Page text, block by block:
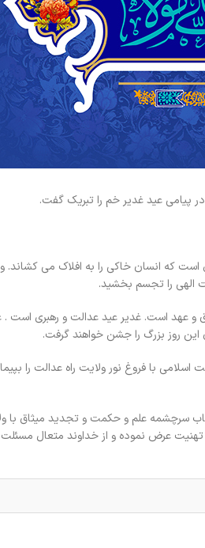
پیامی عید غدیر خم را تبریک گفت.
که انسان خاکی را به افلاک می‏ کشاند.
الهی را تجسم بخشید.
است. غدیر عید عدالت و رهبری است .
روز بزرگ را جشن خواهند گرفت.
با فروغ نور ولایت راه عدالت را
سرچشمه علم و حکمت و تجدید میثاق با
عرض نموده و از خداوند متعال مسئلت